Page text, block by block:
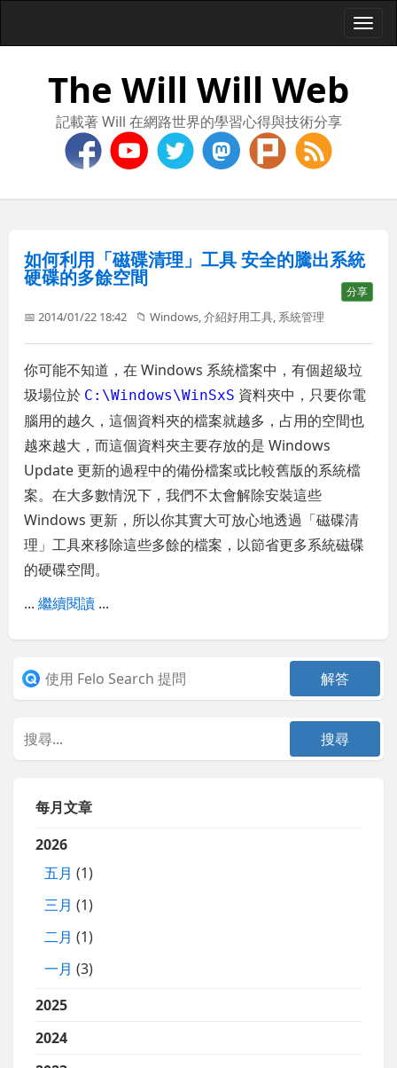
The Will Will Web
記載著 Will 在網路世界的學習心得與技術分享
如何利用「磁碟清理」工具 安全的騰出系統
硬碟的多餘空間
分享
📅 2014/01/22 18:42 📁Windows ,介紹好用工具 系統管理
你可能不知道，在 Windows 系統檔案中，有個超級垃
圾場位於 C:\Windows\WinSxS 資料夾中，只要你電
腦用的越久，這個資料夾的檔案就越多，占用的空間也
越來越大，而這個資料夾主要存放的是 Windows
Update 更新的過程中的備份檔案或比較舊版的系統檔
案。在大多數情況下，我們不太會解除安裝這些
Windows 更新，所以你其實大可放心地透過「磁碟清
理」工具來移除這些多餘的檔案，以節省更多系統磁碟
的硬碟空間。
...繼續閱讀 ...
每月文章
2026
五月 (1)
三月 (1)
二月 (1)
一月 (3)
2025
2024